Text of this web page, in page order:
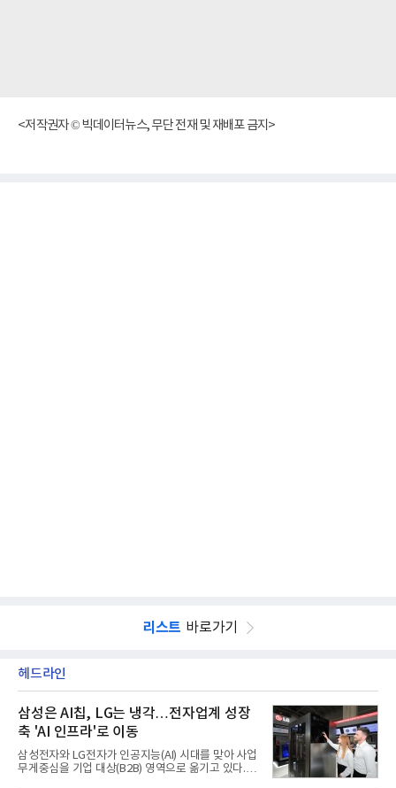
<저작권자 © 빅데이터뉴스, 무단 전재 및 재배포 금지>
리스트 바로가기
헤드라인
삼성은 AI칩, LG는 냉각…전자업계 성장
축 'AI 인프라'로 이동
삼성전자와 LG전자가 인공지능(AI) 시대를 맞아 사업
무게중심을 기업 대상(B2B) 영역으로 옮기고 있다.